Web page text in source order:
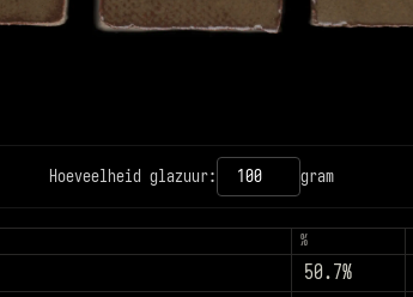
Hoeveelheid glazuur: gram
%
50.7%